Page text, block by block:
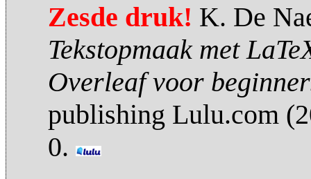
Zesde druk! K. De
Tekstopmaak met
Overleaf voor
publishing Lulu.com
0.